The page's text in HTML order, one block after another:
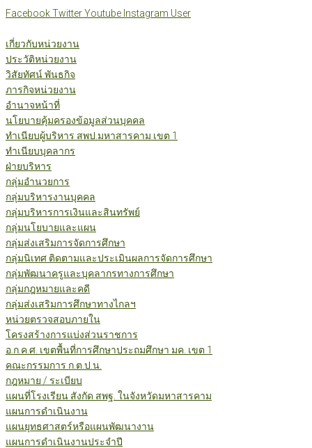
Skip
content
FacebookTwitterYoutube Instagram User
เกี่ยวกับหน่วยงาน
ประวัติหน่วยงาน
วิสัยทัศน์ พันธกิจ
ภารกิจหน่วยงาน
อำนาจหน้าที่
นโยบายคุ้มครองข้อมูลส่วนบุคคล
ทำเนียบผู้บริหาร สพป.มหาสารคาม เขต 1
ทำเนียบบุคลากร
ฝ่ายบริหาร
กลุ่มอำนวยการ
กลุ่มบริหารงานบุคคล
กลุ่มบริหารการเงินและสินทรัพย์
กลุ่มนโยบายและแผน
กลุ่มส่งเสริมการจัดการศึกษา
กลุ่มนิเทศ ติดตามและประเมินผลการจัดการศึกษา
กลุ่มพัฒนาครูและบุคลากรทางการศึกษา
กลุ่มกฎหมายและคดี
กลุ่มส่งเสริมการศึกษาทางไกลฯ
หน่วยตรวจสอบภายใน
โครงสร้างการแบ่งส่วนราชการ
อ.ก.ค.ศ. เขตพื้นที่การศึกษาประถมศึกษา มค. เขต 1
คณะกรรมการ ก.ต.ป.น.
กฎหมาย / ระเบียบ
แผนที่โรงเรียน สังกัด สพฐ. ในจังหวัดมหาสารคาม
แผนการดำเนินงาน
แผนยุทธศาสตร์หรือแผนพัฒนางาน
แผนการดำเนินงานประจำปี